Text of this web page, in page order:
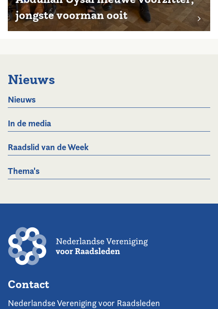
jongste voorman ooit
Nieuws
Nieuws
In de media
Raadslid van de Week
Thema's
Contact
Nederlandse Vereniging voor Raadsleden